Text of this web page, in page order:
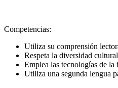
Competencias:
Utiliza su comprensión
Respeta la diversidad
Emplea las tecnologías de
Utiliza una segunda lengua